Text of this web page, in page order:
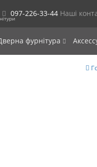
097-226-33-44 Наші
фурнітура